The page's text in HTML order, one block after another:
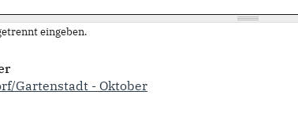
eingeben.
Gartenstadt - Oktober